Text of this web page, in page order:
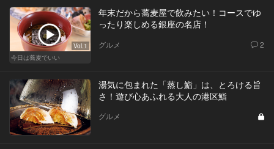
Vol.1
今日は蕎麦でいい
年末だから蕎麦屋で飲みたい！コースでゆ
ったり楽しめる銀座の名店！
グルメ 2
湯気に包まれた「蒸し鮨」は、とろける旨
さ！遊び心あふれる大人の港区鮨
グルメ